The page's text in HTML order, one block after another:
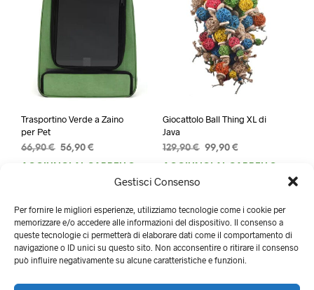
Gestisci Consenso
Per fornire le migliori esperienze, utilizziamo tecnologie come i cookie per
memorizzare e/o accedere alle informazioni del dispositivo. Il consenso a
queste tecnologie ci permetterà di elaborare dati come il comportamento di
navigazione o ID unici su questo sito. Non acconsentire o ritirare il consenso
può influire negativamente su alcune caratteristiche e funzioni.
Trasportino Verde a Zaino
per Pet
66,90€ Il
prezzo
56,90 €
prezzo
Giocattolo Ball Thing XL di
Java
129,90€ Il
prezzo
99,90 €Il
prezzo